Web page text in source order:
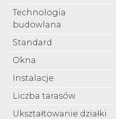
Technologia
budowlana
Standard
Okna
Instalacje
Liczba tarasów
Ukształtowanie działki